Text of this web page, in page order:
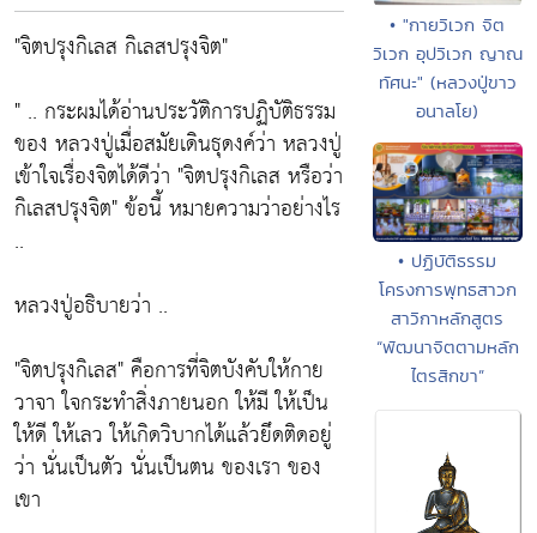
"จิตปรุงกิเลส กิเลสปรุงจิต"
" .. กระผมได้อ่านประวัติการปฏิบัติธรรม
ของ หลวงปู่เมื่อสมัยเดินธุดงค์ว่า หลวงปู่
เข้าใจเรื่องจิตได้ดีว่า "จิตปรุงกิเลส หรือว่า
กิเลสปรุงจิต" ข้อนี้ หมายความว่าอย่างไร
..
หลวงปู่อธิบายว่า ..
"จิตปรุงกิเลส" คือการที่จิตบังคับให้กาย
วาจา ใจกระทำสิ่งภายนอก ให้มี ให้เป็น
ให้ดี ให้เลว ให้เกิดวิบากได้แล้วยึดติดอยู่
ว่า นั่นเป็นตัว นั่นเป็นตน ของเรา ของ
เขา
• "กายวิเวก จิต
วิเวก อุปวิเวก ญาณ
ทัศนะ" (หลวงปู่ขาว
อนาลโย)
• ปฏิบัติธรรม
โครงการพุทธสาวก
สาวิกาหลักสูตร
“พัฒนาจิตตามหลัก
ไตรสิกขา”